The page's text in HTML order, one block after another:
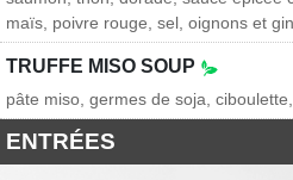
maïs, poivre rouge, sel, oignons et
TRUFFE MISO SOUP
pâte miso, germes de soja,
ENTRÉES